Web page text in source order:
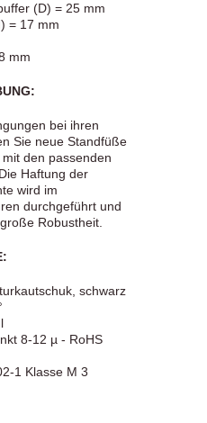
(D) = 25 mm
= 17 mm
mm
bei ihren
Sie neue Standfüße
den passenden
Haftung der
wird im
durchgeführt und
Robustheit.
schwarz
8-12 µ - RoHS
1 Klasse M 3